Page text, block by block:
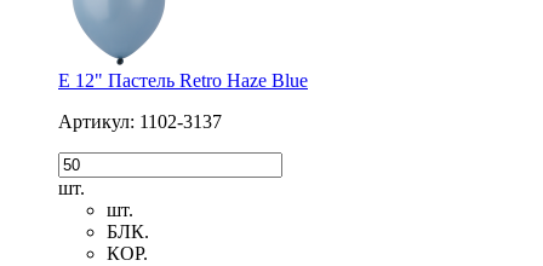
Е 12" Пастель Retro Haze Blue
Артикул: 1102-3137
шт.
шт.
БЛК.
КОР.